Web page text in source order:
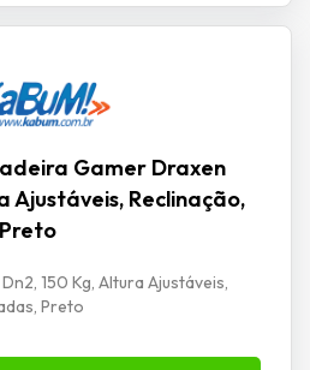
Gamer Draxen
Ajustáveis, Reclinação,
150 Kg, Altura Ajustáveis,
Preto